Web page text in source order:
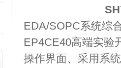
EDA/SOPC系统综
EP4CE40高端实验
操作界面、采用系